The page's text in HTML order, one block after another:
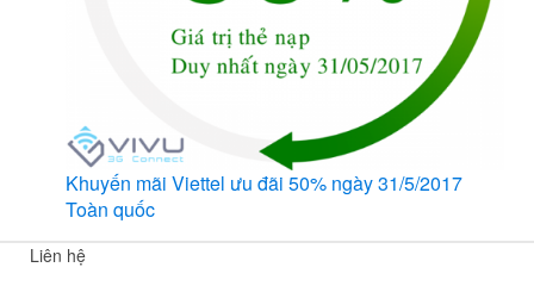
Khuyến mãi Viettel ưu đãi 50% ngày 31/5/2017
Toàn quốc
Liên hệ